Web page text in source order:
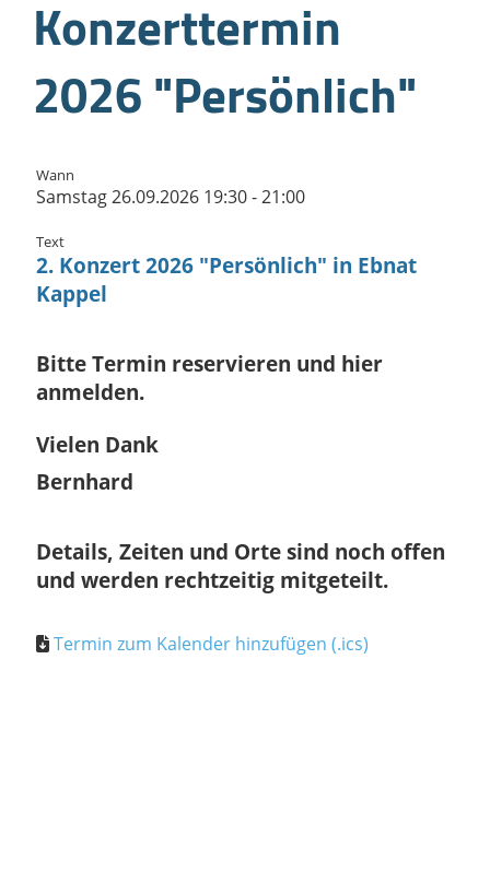
Konzerttermin
2026 "Persönlich"
Wann
Samstag 26.09.2026 19:30 - 21:00
Text
2. Konzert 2026 "Persönlich" in Ebnat
Kappel
Bitte Termin reservieren und hier
anmelden.
Vielen Dank
Bernhard
Details, Zeiten und Orte sind noch offen
und werden rechtzeitig mitgeteilt.
Termin zum Kalender hinzufügen (.ics)